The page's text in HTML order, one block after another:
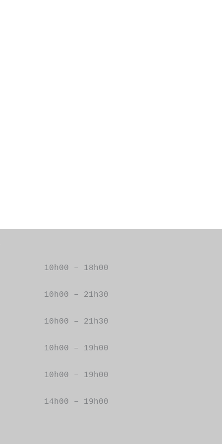
10h00 – 18h00
10h00 – 21h30
10h00 – 21h30
10h00 – 19h00
10h00 – 19h00
14h00 – 19h00